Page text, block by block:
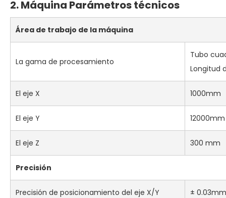
2. Máquina Parámetros técnicos
Área de trabajo de la máquina
La gama de procesamiento
Tubo
Longitud
El eje X 1000mm
El eje Y 12000mm
El eje Z 300 mm
Precisión
Precisión de posicionamiento del eje X/Y ±